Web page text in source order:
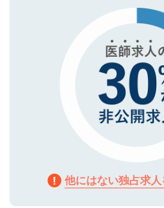
で、機密保持に関しても
他にはない独占求